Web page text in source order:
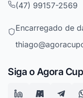
(47) 99157-2569
Encarregado de
Siga o Agora